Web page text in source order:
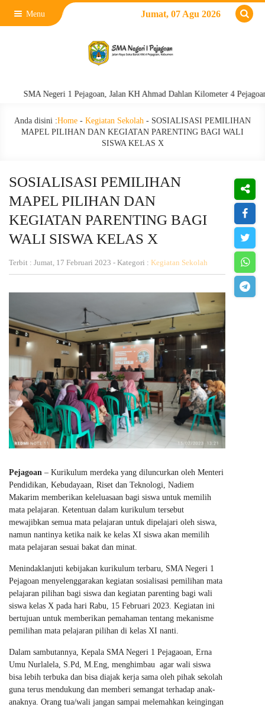
Menu Jumat, 07 Agu 2026
Negeri 1 Pejagoan, Jalan KH Ahmad Dahlan Kilometer 4 Pejagoan,
Anda disini :Home - Kegiatan Sekolah - SOSIALISASI PEMILIHAN
MAPEL PILIHAN DAN KEGIATAN PARENTING BAGI WALI
SISWA KELAS X
SOSIALISASI PEMILIHAN
MAPEL PILIHAN DAN
KEGIATAN PARENTING BAGI
WALI SISWA KELAS X
Terbit : Jumat, 17 Februari 2023 - Kategori : Kegiatan Sekolah
Pejagoan – Kurikulum merdeka yang diluncurkan oleh Menteri
Pendidikan, Kebudayaan, Riset dan Teknologi, Nadiem
Makarim memberikan keleluasaan bagi siswa untuk memilih
mata pelajaran. Ketentuan dalam kurikulum tersebut
mewajibkan semua mata pelajaran untuk dipelajari oleh siswa,
namun nantinya ketika naik ke kelas XI siswa akan memilih
mata pelajaran sesuai bakat dan minat.
Menindaklanjuti kebijakan kurikulum terbaru, SMA Negeri 1
Pejagoan menyelenggarakan kegiatan sosialisasi pemilihan mata
pelajaran pilihan bagi siswa dan kegiatan parenting bagi wali
siswa kelas X pada hari Rabu, 15 Februari 2023. Kegiatan ini
bertujuan untuk memberikan pemahaman tentang mekanisme
pemilihan mata pelajaran pilihan di kelas XI nanti.
Dalam sambutannya, Kepala SMA Negeri 1 Pejagaoan, Erna
Umu Nurlalela, S.Pd, M.Eng, menghimbau agar wali siswa
bisa lebih terbuka dan bisa diajak kerja sama oleh pihak sekolah
guna terus mendukung dan memberi semangat terhadap anak-
anaknya. Orang tua/wali jangan sampai melemahkan keingingan